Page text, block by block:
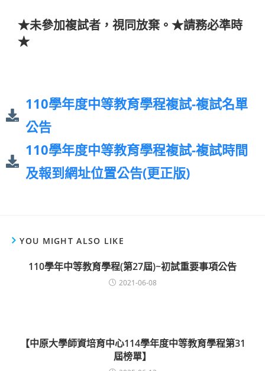
★未參加複試者，視同放棄。★請務必準時
★
110學年度中等教育學程複試-複試名單
公告
110學年度中等教育學程複試-複試時間
及報到網址位置公告(更正版)
YOU MIGHT ALSO LIKE
110學年中等教育學程(第27屆)~初試重要事項公告
2021-06-08
【中原大學師資培育中心114學年度中等教育學程第31
屆榜單】